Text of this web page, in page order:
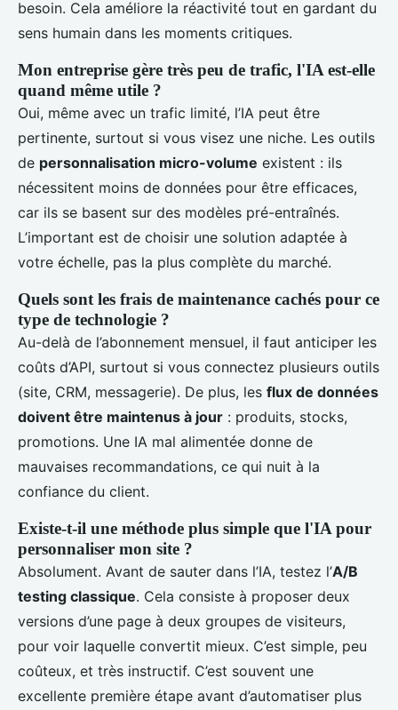
besoin. Cela améliore la réactivité tout en gardant du
sens humain dans les moments critiques.
Mon entreprise gère très peu de trafic, l'IA est-elle
quand même utile ?
Oui, même avec un trafic limité, l’IA peut être
pertinente, surtout si vous visez une niche. Les outils
de personnalisation micro-volume existent : ils
nécessitent moins de données pour être efficaces,
car ils se basent sur des modèles pré-entraînés.
L’important est de choisir une solution adaptée à
votre échelle, pas la plus complète du marché.
Quels sont les frais de maintenance cachés pour ce
type de technologie ?
Au-delà de l’abonnement mensuel, il faut anticiper les
coûts d’API, surtout si vous connectez plusieurs outils
(site, CRM, messagerie). De plus, les flux de données
doivent être maintenus à jour : produits, stocks,
promotions. Une IA mal alimentée donne de
mauvaises recommandations, ce qui nuit à la
confiance du client.
Existe-t-il une méthode plus simple que l'IA pour
personnaliser mon site ?
Absolument. Avant de sauter dans l’IA, testez l’A/B
testing classique. Cela consiste à proposer deux
versions d’une page à deux groupes de visiteurs,
pour voir laquelle convertit mieux. C’est simple, peu
coûteux, et très instructif. C’est souvent une
excellente première étape avant d’automatiser plus